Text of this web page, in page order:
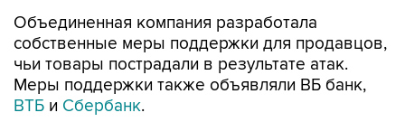
Объединенная компания разработала
собственные меры поддержки для продавцов,
чьи товары пострадали в результате атак.
Меры поддержки также объявляли ВБ банк,
ВТБ и Сбербанк.